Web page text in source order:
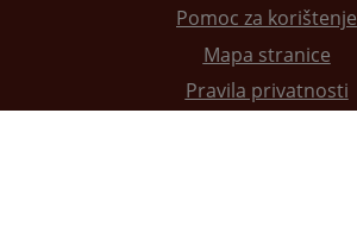
Pomoc za korištenje
Mapa stranice
Pravila privatnosti